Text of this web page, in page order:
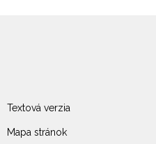
Textová verzia
Mapa stránok